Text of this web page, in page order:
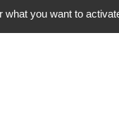
what you want to